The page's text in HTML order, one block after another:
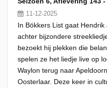
11-12-2025
In Bökkers List gaat
achter bijzondere
bezoekt hij plekken die
spelen ze het liedje live op
Waylon terug naar
Oosterlaar. Deze keer in